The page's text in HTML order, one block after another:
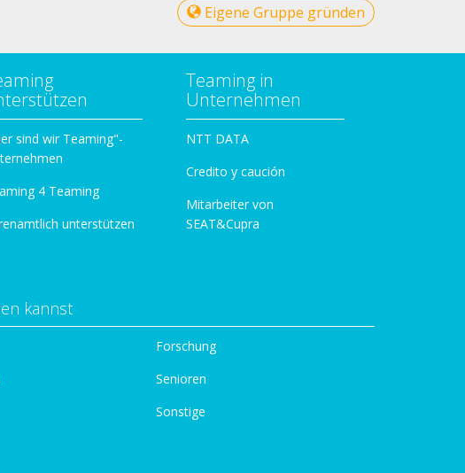
Eigene Gruppe gründen
sind wir Teaming"-
4 Teaming
unterstützen
Teaming in
Unternehmen
NTT DATA
Credito y caución
Mitarbeiter von
SEAT&Cupra
kannst
Forschung
Senioren
Sonstige